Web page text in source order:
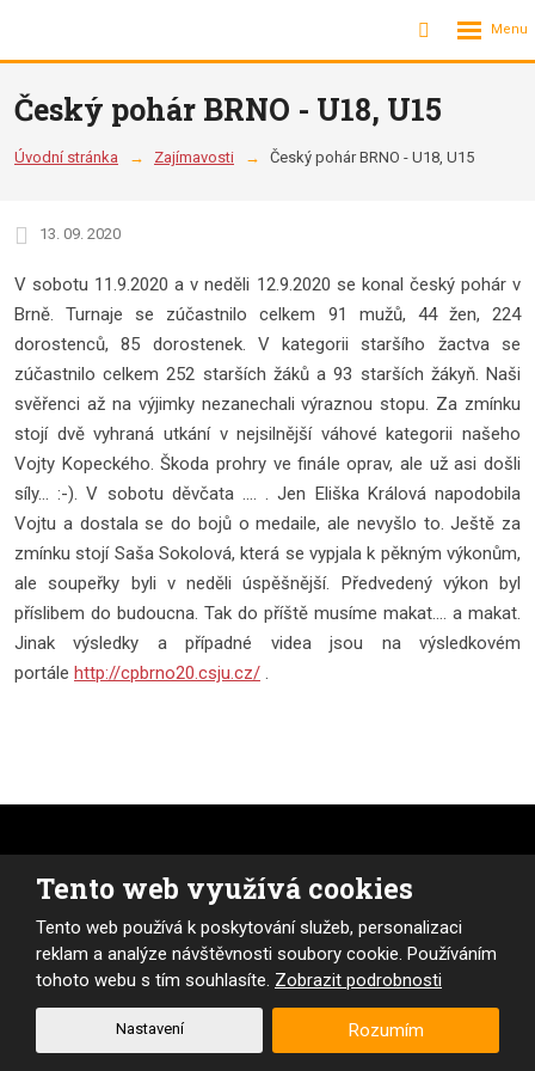
Vyhledávání
Rozbalení
menu
Český pohár BRNO - U18, U15
Úvodní stránka Zajímavosti Český pohár BRNO - U18, U15
13. 09. 2020
V sobotu 11.9.2020 a v neděli 12.9.2020 se konal český pohár v
Brně. Turnaje se zúčastnilo celkem 91 mužů, 44 žen, 224
dorostenců, 85 dorostenek. V kategorii staršího žactva se
zúčastnilo celkem 252 starších žáků a 93 starších žákyň. Naši
svěřenci až na výjimky nezanechali výraznou stopu. Za zmínku
stojí dvě vyhraná utkání v nejsilnější váhové kategorii našeho
Vojty Kopeckého. Škoda prohry ve finále oprav, ale už asi došli
síly... :-). V sobotu děvčata .... . Jen Eliška Králová napodobila
Vojtu a dostala se do bojů o medaile, ale nevyšlo to. Ještě za
zmínku stojí Saša Sokolová, která se vypjala k pěkným výkonům,
ale soupeřky byli v neděli úspěšnější. Předvedený výkon byl
příslibem do budoucna. Tak do příště musíme makat.... a makat.
Jinak výsledky a případné videa jsou na výsledkovém
portále http://cpbrno20.csju.cz/ .
Tento web využívá cookies
Tento web používá k poskytování služeb, personalizaci
reklam a analýze návštěvnosti soubory cookie. Používáním
tohoto webu s tím souhlasíte. Zobrazit podrobnosti
Nastavení Rozumím